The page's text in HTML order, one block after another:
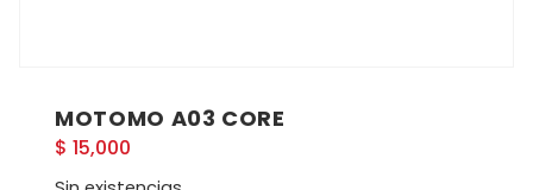
MOTOMO A03 CORE
$ 15,000